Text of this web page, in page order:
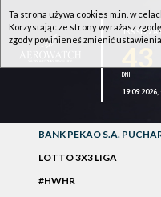
1KS
BANK PEKAO S.A.
LOTTO 3X3 LIGA
#HWHR
Ta strona używa cookies m.in. w
Korzystając ze strony wyrażasz
zgody powinieneś zmienić